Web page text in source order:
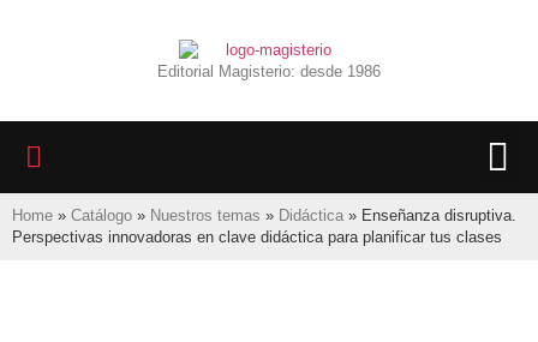
Editorial Magisterio: desde 1986
Home » Catálogo » Nuestros temas » Didáctica » Enseñanza disruptiva.
Perspectivas innovadoras en clave didáctica para planificar tus clases